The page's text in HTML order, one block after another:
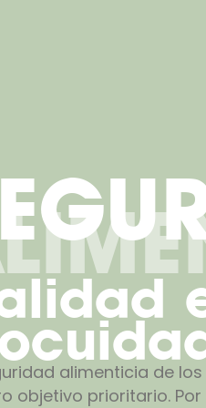
alimenticia de
objetivo prioritario.